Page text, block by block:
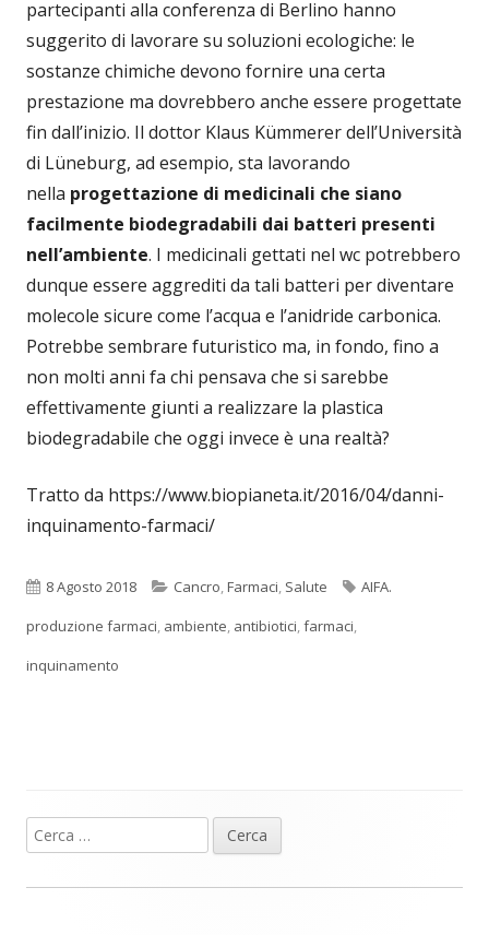
partecipanti alla conferenza di Berlino hanno
suggerito di lavorare su soluzioni ecologiche: le
sostanze chimiche devono fornire una certa
prestazione ma dovrebbero anche essere progettate
fin dall’inizio. Il dottor Klaus Kümmerer dell’Università
di Lüneburg, ad esempio, sta lavorando
nella progettazione di medicinali che siano
facilmente biodegradabili dai batteri presenti
nell’ambiente. I medicinali gettati nel wc potrebbero
dunque essere aggrediti da tali batteri per diventare
molecole sicure come l’acqua e l’anidride carbonica.
Potrebbe sembrare futuristico ma, in fondo, fino a
non molti anni fa chi pensava che si sarebbe
effettivamente giunti a realizzare la plastica
biodegradabile che oggi invece è una realtà?
Tratto da https://www.biopianeta.it/2016/04/danni-
inquinamento-farmaci/
Pubblicato
8 Agosto 2018 Categorie
Cancro Farmaci Salute Tag
AIFA.
produzione farmaci ambiente antibiotici farmaci
inquinamento
Barra
laterale
Ricerca
per: